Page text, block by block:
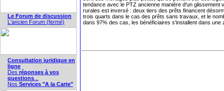
Le Forum de discussion
L'ancien Forum (fermé)
Consultation juridique en
ligne
Des réponses à vos
questions
Nos Services "A la Carte"
tendance avec le PTZ ancienne manière d'un glissement
rurales est inversé : deux tiers des prêts financent
trois quarts dans le cas des prêts sans travaux, et le
dans 97% des cas, les bénéficiaires s'installent dans une